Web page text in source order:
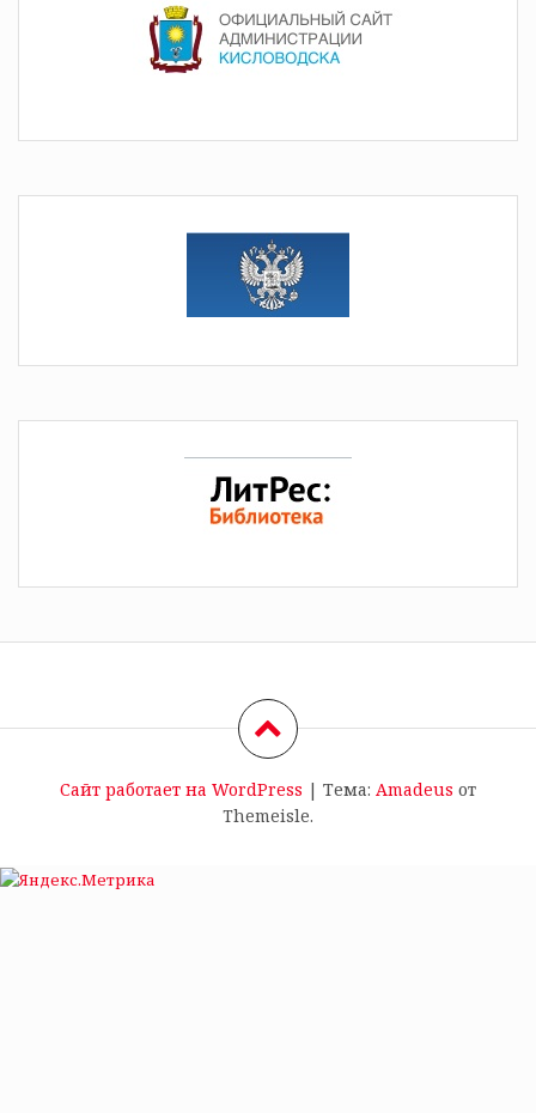
Сайт работает на WordPress | Тема: Amadeus от
Themeisle.